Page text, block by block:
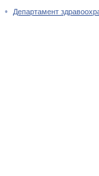
• Департамент